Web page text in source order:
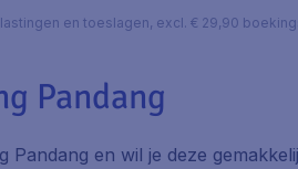
en toeslagen, excl. € 29,90
Pandang
Pandang en wil je deze